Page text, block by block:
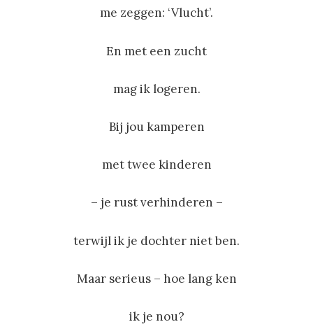
me zeggen: ‘Vlucht’.
En met een zucht
mag ik logeren.
Bij jou kamperen
met twee kinderen
– je rust verhinderen –
terwijl ik je dochter niet ben.
Maar serieus – hoe lang ken
ik je nou?